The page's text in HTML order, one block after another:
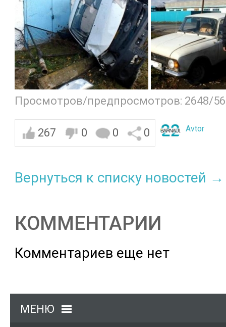
Просмотров/предпросмотров: 2648/56
267 0 0 0 Avtor
Вернуться к списку новостей →
КОММЕНТАРИИ
Комментариев еще нет
МЕНЮ